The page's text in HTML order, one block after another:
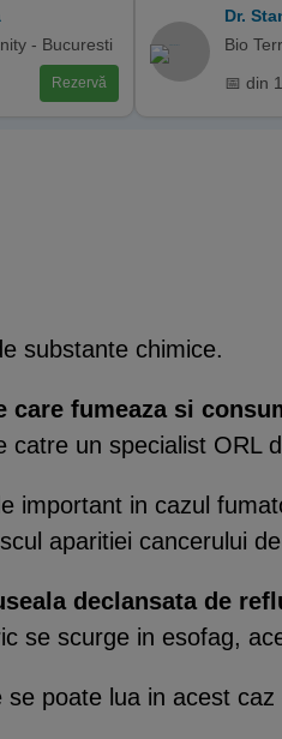
- Bucuresti
Rezervă
Dr.
Bio
📅 din
substante chimice.
care fumeaza si
catre un specialist ORL
important in cazul
aparitiei cancerului
declansata de
se scurge in esofag,
poate lua in acest